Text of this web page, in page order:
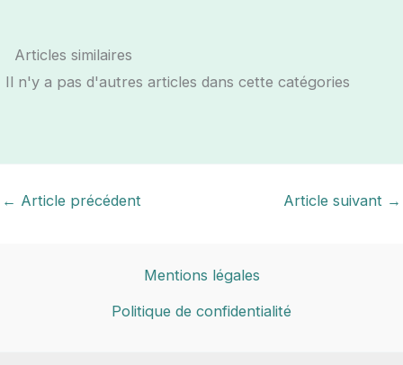
Articles similaires
Il n'y a pas d'autres articles dans cette catégories
← Article précédent Article suivant →
Mentions légales
Politique de confidentialité